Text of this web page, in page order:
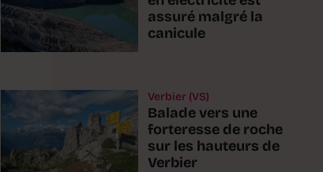
assuré malgré la
canicule
Verbier (VS)
Balade vers une
forteresse de roche
sur les hauteurs de
Verbier